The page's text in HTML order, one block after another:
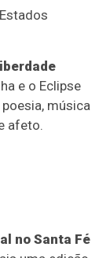
e o Eclipse
música
afeto.
no Santa Fé